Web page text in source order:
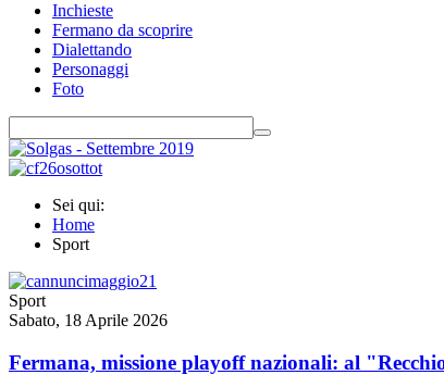
Inchieste
Fermano da scoprire
Dialettando
Personaggi
Foto
Sei qui:
Home
Sport
Sport
Sabato, 18 Aprile 2026
Fermana, missione playoff nazionali: al